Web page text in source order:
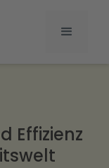
Effizienz